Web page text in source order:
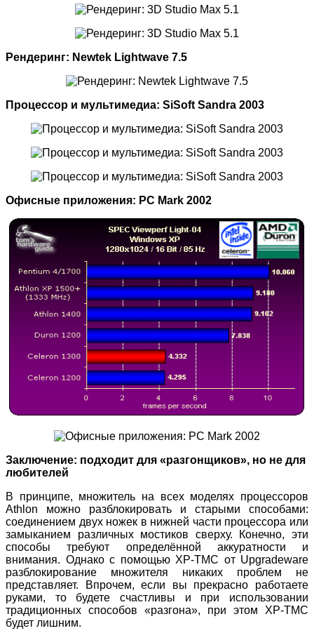
Рендеринг: Newtek Lightwave 7.5
Процессор и мультимедиа: SiSoft Sandra 2003
Офисные приложения: PC Mark 2002
Заключение: подходит для «разгонщиков», но не для
любителей
В принципе, множитель на всех моделях процессоров
Athlon можно разблокировать и старыми способами:
соединением двух ножек в нижней части процессора или
замыканием различных мостиков сверху. Конечно, эти
способы требуют определённой аккуратности и
внимания. Однако с помощью XP-TMC от Upgradeware
разблокирование множителя никаких проблем не
представляет. Впрочем, если вы прекрасно работаете
руками, то будете счастливы и при использовании
традиционных способов «разгона», при этом XP-TMC
будет лишним.